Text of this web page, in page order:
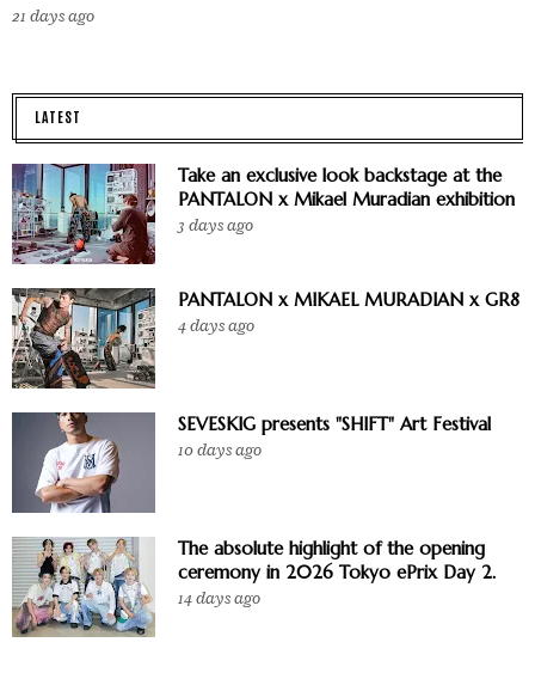
21 days ago
LATEST
Take an exclusive look backstage at the
PANTALON x Mikael Muradian exhibition
3 days ago
PANTALON x MIKAEL MURADIAN x GR8
4 days ago
SEVESKIG presents "SHIFT" Art Festival
10 days ago
The absolute highlight of the opening
ceremony in 2026 Tokyo ePrix Day 2.
14 days ago